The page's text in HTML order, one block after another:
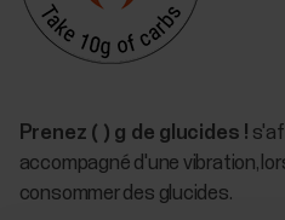
Prenez ( ) g de glucides !
accompagné d'une vibration,
consommer des glucides.